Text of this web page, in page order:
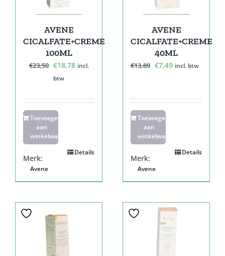
AVENE
CICALFATE+CREME
100ML
€23,50 Oorspronkelijke
prijs
€23,50.
€18,78Huidige
€18,78.
incl.
btw
Toevoegen
aan
winkelwagen
Details
Merk:
Avene
AVENE
CICALFATE+CREME
40ML
€13,89 Oorspronkelijke
€13,89.
€7,49Huidige
€7,49.
incl. btw
Toevoegen
aan
winkelwagen
Details
Merk:
Avene